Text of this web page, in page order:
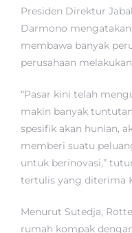
Presiden Direktur
Darmono
membawa banyak
perusahaan
“Pasar kini telah
makin banyak
spesifik akan hunian,
memberi suatu
untuk berinovasi,”
tertulis yang diterima
Menurut Sutedja,
rumah kompak